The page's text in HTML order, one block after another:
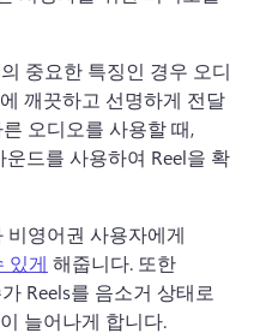
중요한 특징인 경우 오디
깨끗하고 선명하게 전달
오디오를 사용할 때,
드를 사용하여 Reel을 확
비영어권 사용자에게
있게 해줍니다. 또한
Reels를 음소거 상태로
늘어나게 합니다.